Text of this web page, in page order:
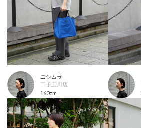
ニシムラ
二子玉川店
160cm